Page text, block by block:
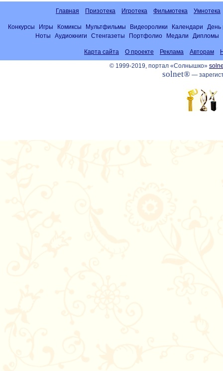
Главная Призотека Игротека Фильмотека Умнотека
Конкурсы Игры Комиксы Мультфильмы Видеоролики Календари
День
Ноты
Аудиокниги Стенгазеты Портфолио Медали Дипломы
Карта сайта О проекте Реклама Авторам
© 1999-2019, портал «Солнышко»
solnet®—